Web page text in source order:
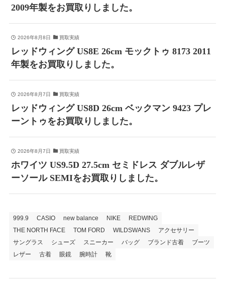
2009年製をお買取りしました。
2026年8月8日 買取実績
レッドウィング US8E 26cm モックトゥ 8173 2011
年製をお買取りしました。
2026年8月7日 買取実績
レッドウィング US8D 26cm ベックマン 9423 プレ
ーントゥをお買取りしました。
2026年8月7日 買取実績
ホワイツ US9.5D 27.5cm セミドレス ダブルレザ
ーソール SEMIをお買取りしました。
999.9 CASIO new balance NIKE
REDWING
THE NORTH FACE
TOM FORD WILDSWANS
アクセサリー
サングラス
シューズ スニーカー バッグ ブランド古着
ブーツ
レザー
古着 眼鏡 腕時計 靴